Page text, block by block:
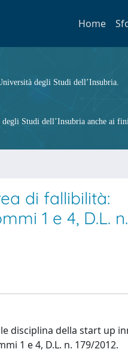
Home
degli Studi dell’Insubria.
Studi dell’Insubria anche ai
di fallibilità:
1 e 4, D.L. n.
disciplina della start up
1 e 4, D.L. n. 179/2012.